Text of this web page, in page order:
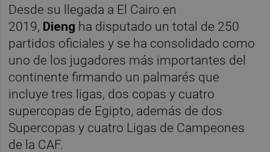
Desde su llegada a El Cairo en
2019, Dieng ha disputado un total de 250
partidos oficiales y se ha consolidado como
uno de los jugadores más importantes del
continente firmando un palmarés que
incluye tres ligas, dos copas y cuatro
supercopas de Egipto, además de dos
Supercopas y cuatro Ligas de Campeones
de la CAF.